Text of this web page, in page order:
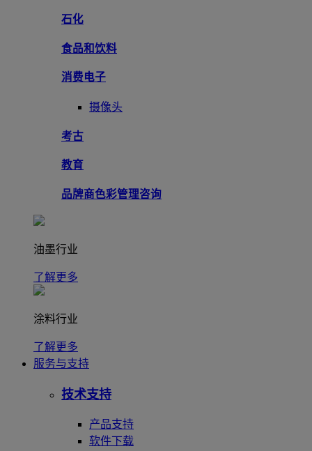
石化
食品和饮料
消费电子
摄像头
考古
教育
品牌商色彩管理咨询
油墨行业
了解更多
涂料行业
了解更多
服务与支持
技术支持
产品支持
软件下载